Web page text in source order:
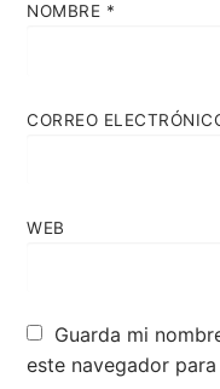
NOMBRE *
CORREO
WEB
Guarda mi
este navegador